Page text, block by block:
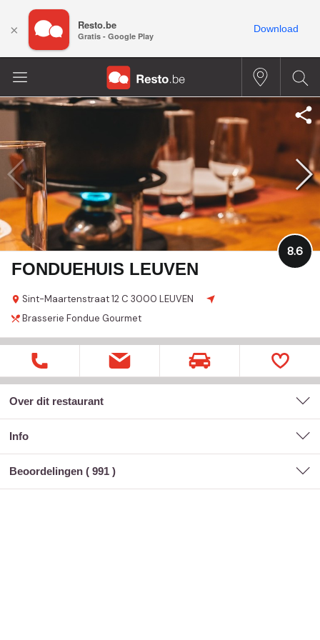
FONDUEHUIS LEUVEN
Sint-Maartenstraat 12 C 3000 LEUVEN
8.6
Brasserie Fondue Gourmet
Over dit restaurant
Info
Beoordelingen ( 991 )
× Resto.be
Gratis - Google Play
Download